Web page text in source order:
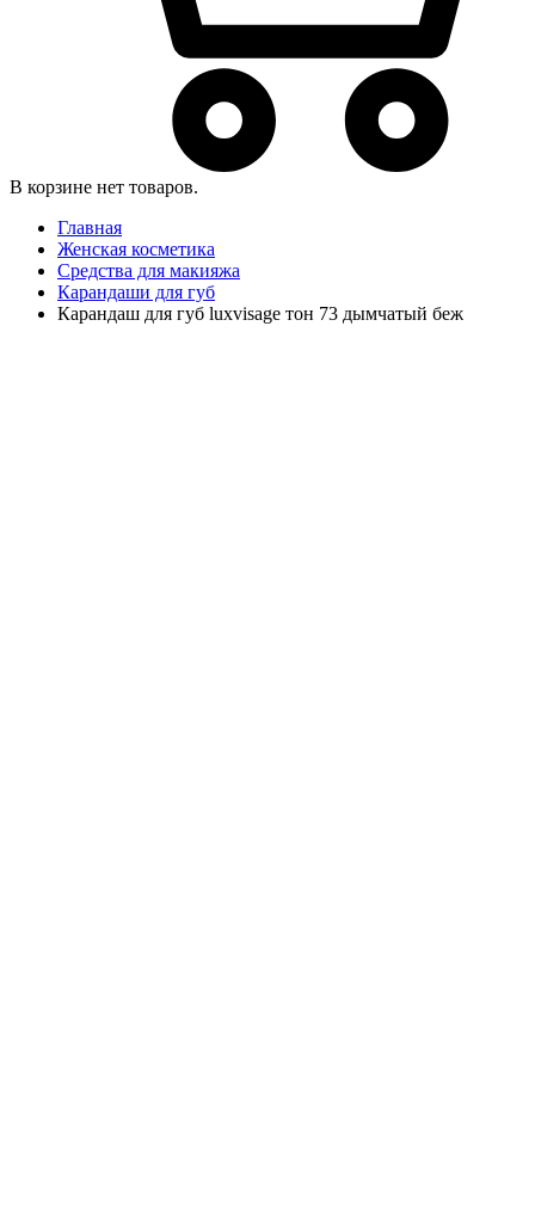
В корзине нет товаров.
Главная
Женская косметика
Средства для макияжа
Карандаши для губ
Карандаш для губ luxvisage тон 73 дымчатый беж